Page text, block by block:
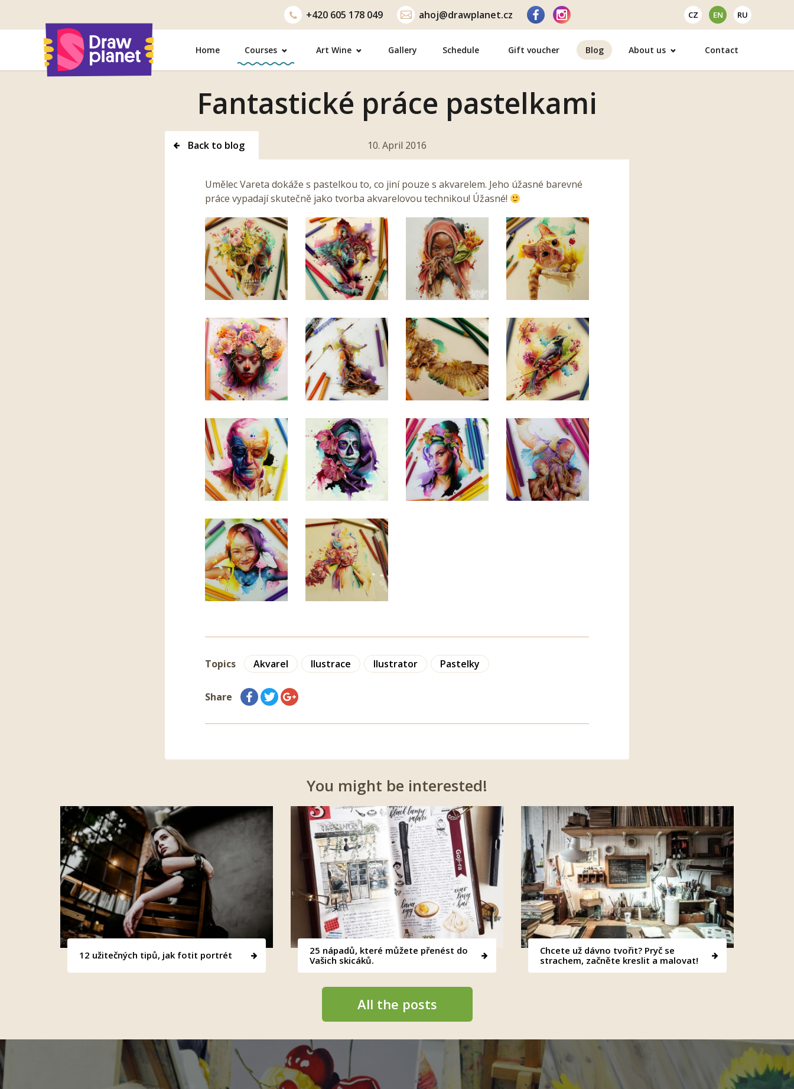
+420 605 178 049 ahoj@drawplanet.cz CZ EN RU
Home Courses Art Wine Gallery Schedule Gift voucher Blog About us Contact
Fantastické práce pastelkami
10. April 2016
Back to blog
Umělec Vareta dokáže s pastelkou to, co jiní pouze s akvarelem. Jeho úžasné barevné
práce vypadají skutečně jako tvorba akvarelovou technikou! Úžasné!
Topics Akvarel Ilustrace Ilustrator Pastelky
Share
You might be interested!
12 užitečných tipů, jak fotit portrét
25 nápadů, které můžete přenést do
Vašich skicáků.
Chcete už dávno tvořit? Pryč se
strachem, začněte kreslit a malovat!
All the posts